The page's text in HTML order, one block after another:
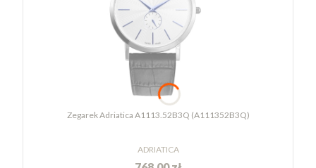
Zegarek Adriatica A1113.52B3Q (A111352B3Q)
ADRIATICA